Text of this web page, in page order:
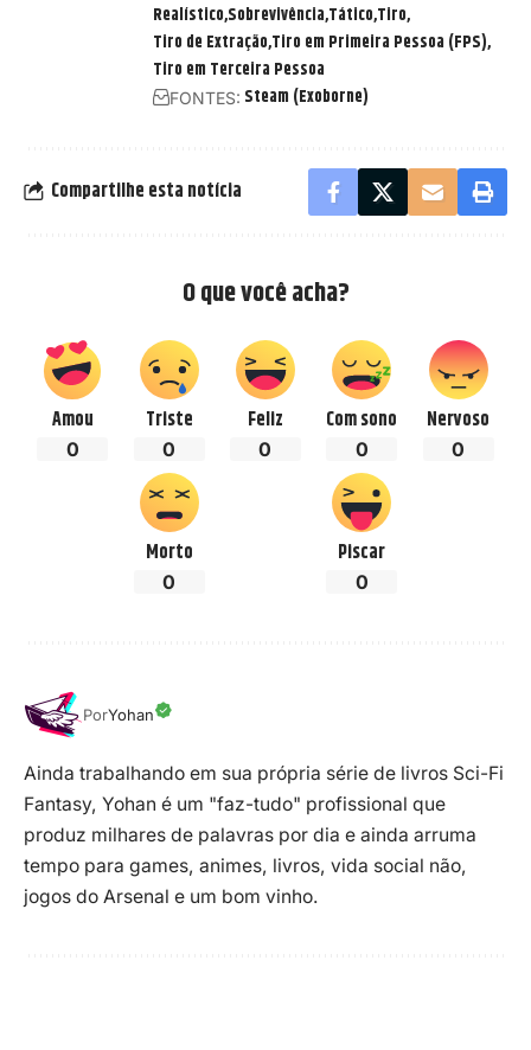
Realístico Sobrevivência Tático Tiro
Tiro de Extração Tiro em Primeira Pessoa (FPS)
Tiro em Terceira Pessoa
FONTES: Steam (Exoborne)
Compartilhe esta notícia
O que você acha?
Amou
0
Triste
0
Feliz
0
Com sono
0
Nervoso
0
Morto
0
Piscar
0
PorYohan
Ainda trabalhando em sua própria série de livros Sci-Fi
Fantasy, Yohan é um "faz-tudo" profissional que
produz milhares de palavras por dia e ainda arruma
tempo para games, animes, livros, vida social não,
jogos do Arsenal e um bom vinho.